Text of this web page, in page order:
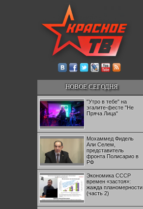
НОВОЕ СЕГОДНЯ
"Утро в тебе" на
эгалите-фесте "Не
Пряча Лица"
Мохаммед Фидель
Али Селем,
представитель
фронта Полисарио в
РФ
Экономика СССР
времен «застоя»:
жажда планомерности
(часть 2)